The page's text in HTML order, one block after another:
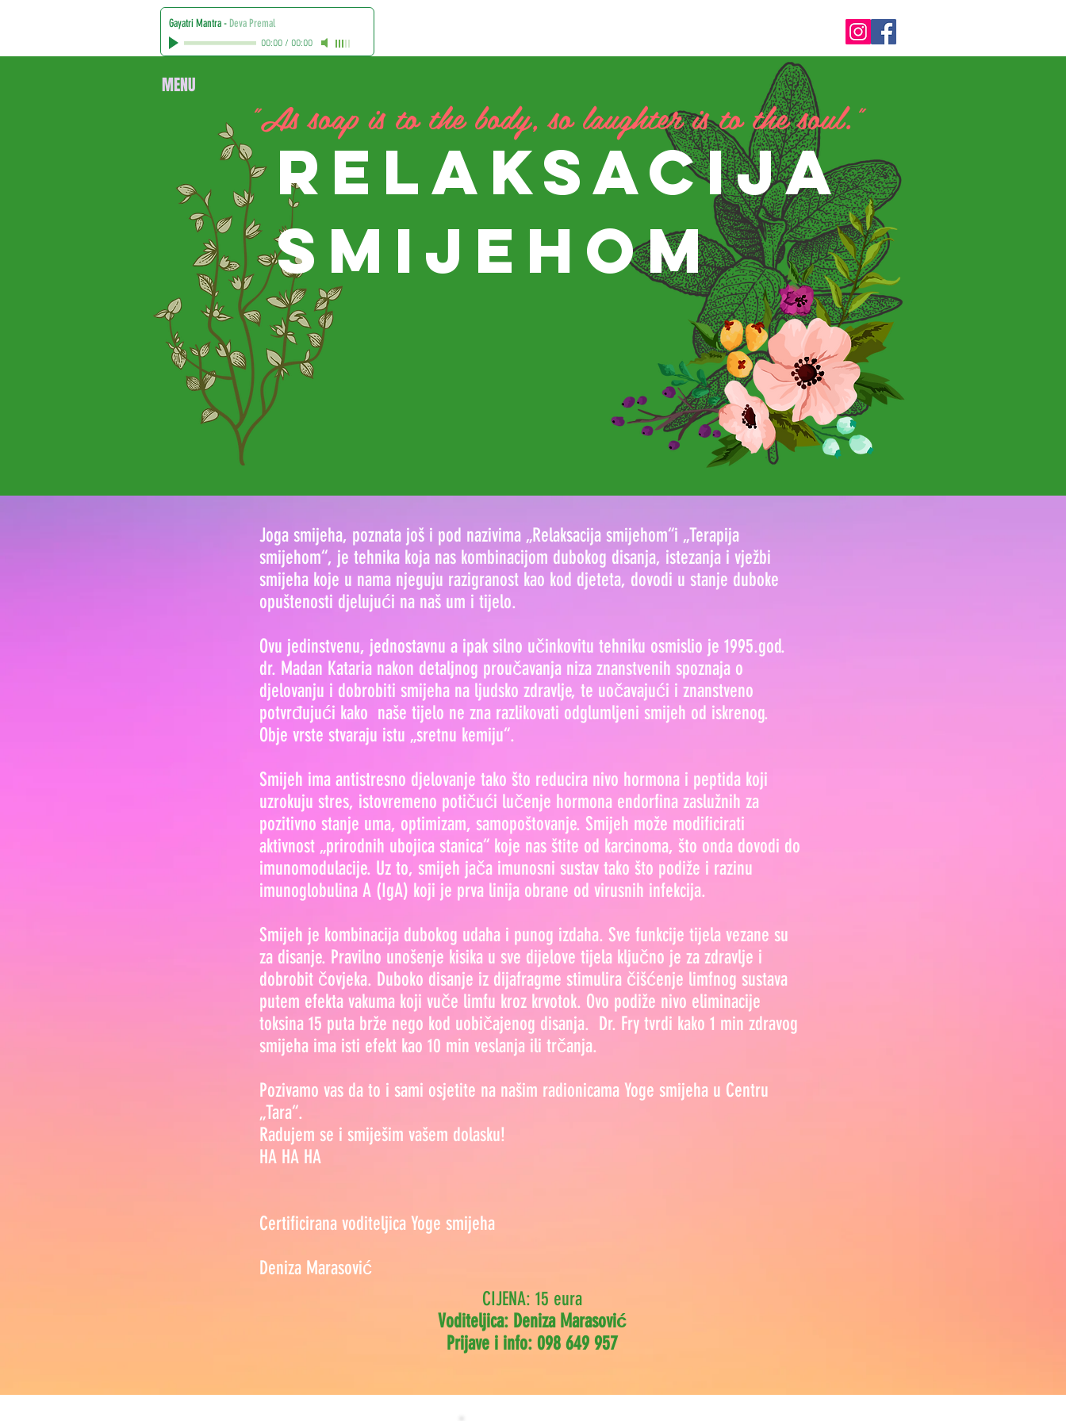
MENU
Gayatri Mantra- Deva Premal
00:00/ 00:00
RELAKSACIJA
SMIJEHOM
"As soap is to the body, so laughter is to the soul."
Joga smijeha, poznata još i pod nazivima „Relaksacija smijehom“i „Terapija
smijehom“, je tehnika koja nas kombinacijom dubokog disanja, istezanja i vježbi
smijeha koje u nama njeguju razigranost kao kod djeteta, dovodi u stanje duboke
opuštenosti djelujući na naš um i tijelo.
Ovu jedinstvenu, jednostavnu a ipak silno učinkovitu tehniku osmislio je 1995.god.
dr. Madan Kataria nakon detaljnog proučavanja niza znanstvenih spoznaja o
djelovanju i dobrobiti smijeha na ljudsko zdravlje, te uočavajući i znanstveno
potvrđujući kako naše tijelo ne zna razlikovati odglumljeni smijeh od iskrenog.
Obje vrste stvaraju istu „sretnu kemiju“.
Smijeh ima antistresno djelovanje tako što reducira nivo hormona i peptida koji
uzrokuju stres, istovremeno potičući lučenje hormona endorfina zaslužnih za
pozitivno stanje uma, optimizam, samopoštovanje. Smijeh može modificirati
aktivnost „prirodnih ubojica stanica“ koje nas štite od karcinoma, što onda dovodi do
imunomodulacije. Uz to, smijeh jača imunosni sustav tako što podiže i razinu
imunoglobulina A (IgA) koji je prva linija obrane od virusnih infekcija.
Smijeh je kombinacija dubokog udaha i punog izdaha. Sve funkcije tijela vezane su
za disanje. Pravilno unošenje kisika u sve dijelove tijela ključno je za zdravlje i
dobrobit čovjeka. Duboko disanje iz dijafragme stimulira čišćenje limfnog sustava
putem efekta vakuma koji vuče limfu kroz krvotok. Ovo podiže nivo eliminacije
toksina 15 puta brže nego kod uobičajenog disanja. Dr. Fry tvrdi kako 1 min zdravog
smijeha ima isti efekt kao 10 min veslanja ili trčanja.
Pozivamo vas da to i sami osjetite na našim radionicama Yoge smijeha u Centru
„Tara“.
Radujem se i smiješim vašem dolasku!
HA HA HA
Certificirana voditeljica Yoge smijeha
Deniza Marasović
CIJENA: 15 eura
Voditeljica: Deniza Marasović
Prijave i info: 098 649 957